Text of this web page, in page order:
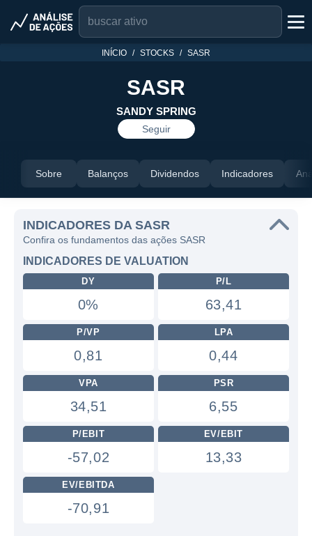
INÍCIO STOCKS SASR
SASR
SANDY SPRING
Seguir
Sobre Balanços Dividendos Indicadores
INDICADORES DA SASR
Confira os fundamentos das ações SASR
INDICADORES DE VALUATION
DY
0%
P/L
63,41
P/VP
0,81
LPA
0,44
VPA
34,51
PSR
6,55
P/EBIT
-57,02
EV/EBIT
13,33
EV/EBITDA
-70,91